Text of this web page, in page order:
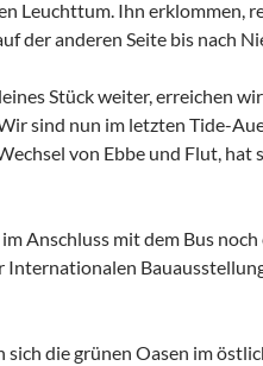
Leuchttum. Ihn erklommen,
der anderen Seite bis nach
Stück weiter, erreichen
sind nun im letzten Tide-
von Ebbe und Flut, hat
Anschluss mit dem Bus
die grünen Oasen im